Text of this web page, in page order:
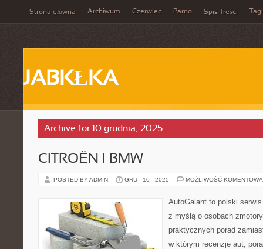
Strona główna Archiwum Czerwiec Parno Spis Treści Tagi
JABKŁKA
Archive for 10 grudnia, 2025
CITROËN I BMW
POSTED BY ADMIN GRU - 10 - 2025 MOŻLIWOŚĆ
AutoGalant to polski
z myślą o osobach
praktycznych porad
w którym recenzje aut,